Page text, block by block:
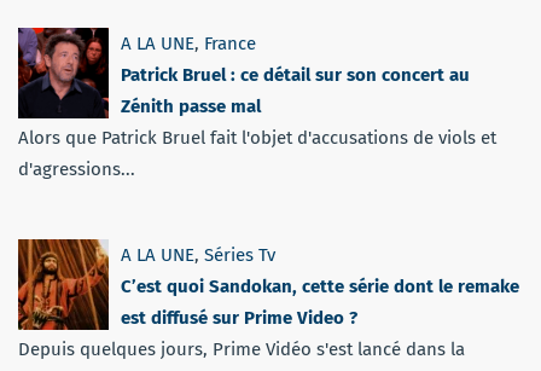
A LA UNE, France
Patrick Bruel : ce détail sur son concert au
Zénith passe mal
Alors que Patrick Bruel fait l'objet d'accusations de viols et
d'agressions...
A LA UNE, Séries Tv
C’est quoi Sandokan, cette série dont le remake
est diffusé sur Prime Video ?
Depuis quelques jours, Prime Vidéo s'est lancé dans la